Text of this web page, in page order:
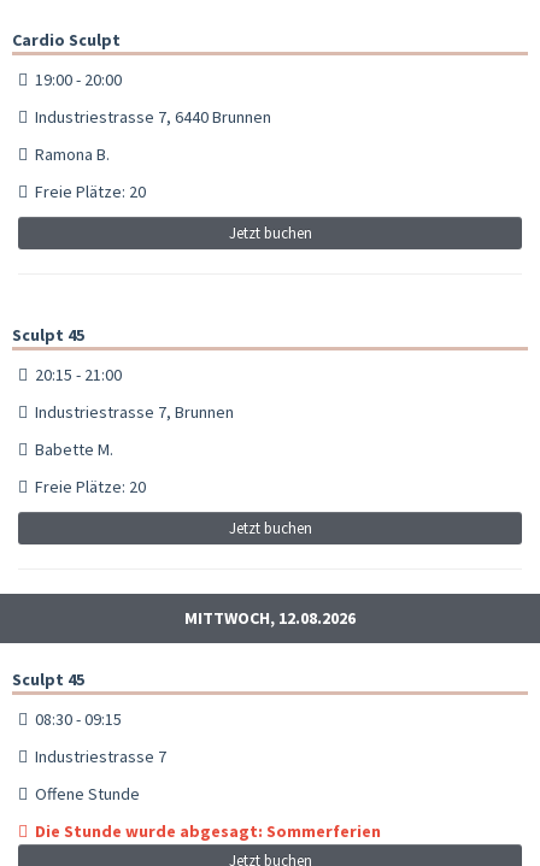
Cardio Sculpt
19:00 - 20:00
Industriestrasse 7, 6440 Brunnen
Ramona B.
Freie Plätze: 20
Jetzt buchen
Sculpt 45
20:15 - 21:00
Industriestrasse 7, Brunnen
Babette M.
Freie Plätze: 20
Jetzt buchen
MITTWOCH, 12.08.2026
Sculpt 45
08:30 - 09:15
Industriestrasse 7
Offene Stunde
Die Stunde wurde abgesagt: Sommerferien
Jetzt buchen